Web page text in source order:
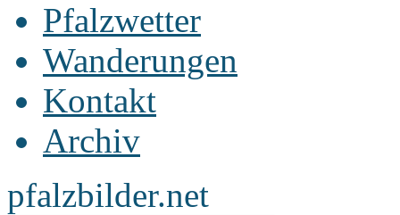
Pfalzwetter
Wanderungen
Kontakt
Archiv
pfalzbilder.net